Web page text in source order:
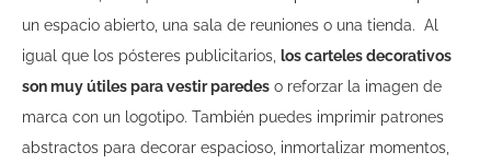
un espacio abierto, una sala de reuniones o una tienda. Al
igual que los pósteres publicitarios, los carteles decorativos
son muy útiles para vestir paredes o reforzar la imagen de
marca con un logotipo. También puedes imprimir patrones
abstractos para decorar espacioso, inmortalizar momentos,